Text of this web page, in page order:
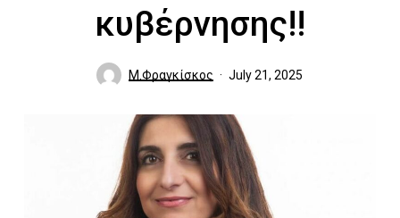
κυβέρνησης!!
Μ.Φραγκίσκος July 21, 2025